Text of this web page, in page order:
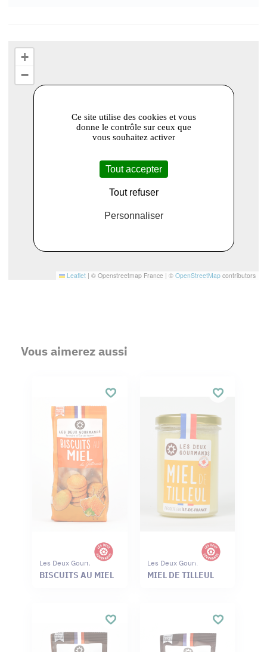
+
−
Leaflet | © Openstreetmap France | © OpenStreetMap contributors
Vous aimerez aussi
Les Deux Gourmands
BISCUITS AU MIEL
Les Deux Gourmands
MIEL DE TILLEUL
Ce site utilise des cookies et vous
donne le contrôle sur ceux que
vous souhaitez activer
Tout accepter
Tout refuser
Personnaliser